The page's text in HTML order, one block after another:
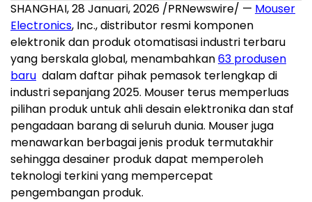
SHANGHAI,28 Januari, 2026 /PRNewswire/ — Mouser
Electronics, Inc., distributor resmi komponen
elektronik dan produk otomatisasi industri terbaru
yang berskala global, menambahkan63 produsen
baru dalam daftar pihak pemasok terlengkap di
industri sepanjang 2025. Mouser terus memperluas
pilihan produk untuk ahli desain elektronika dan staf
pengadaan barang di seluruh dunia. Mouser juga
menawarkan berbagai jenis produk termutakhir
sehingga desainer produk dapat memperoleh
teknologi terkini yang mempercepat
pengembangan produk.